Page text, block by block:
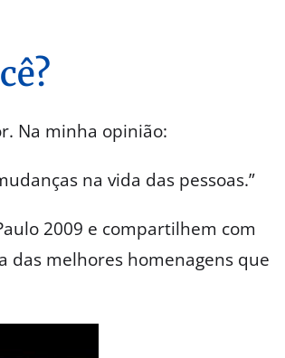
Na minha opinião:
na vida das pessoas.”
2009 e compartilhem com
das melhores homenagens que